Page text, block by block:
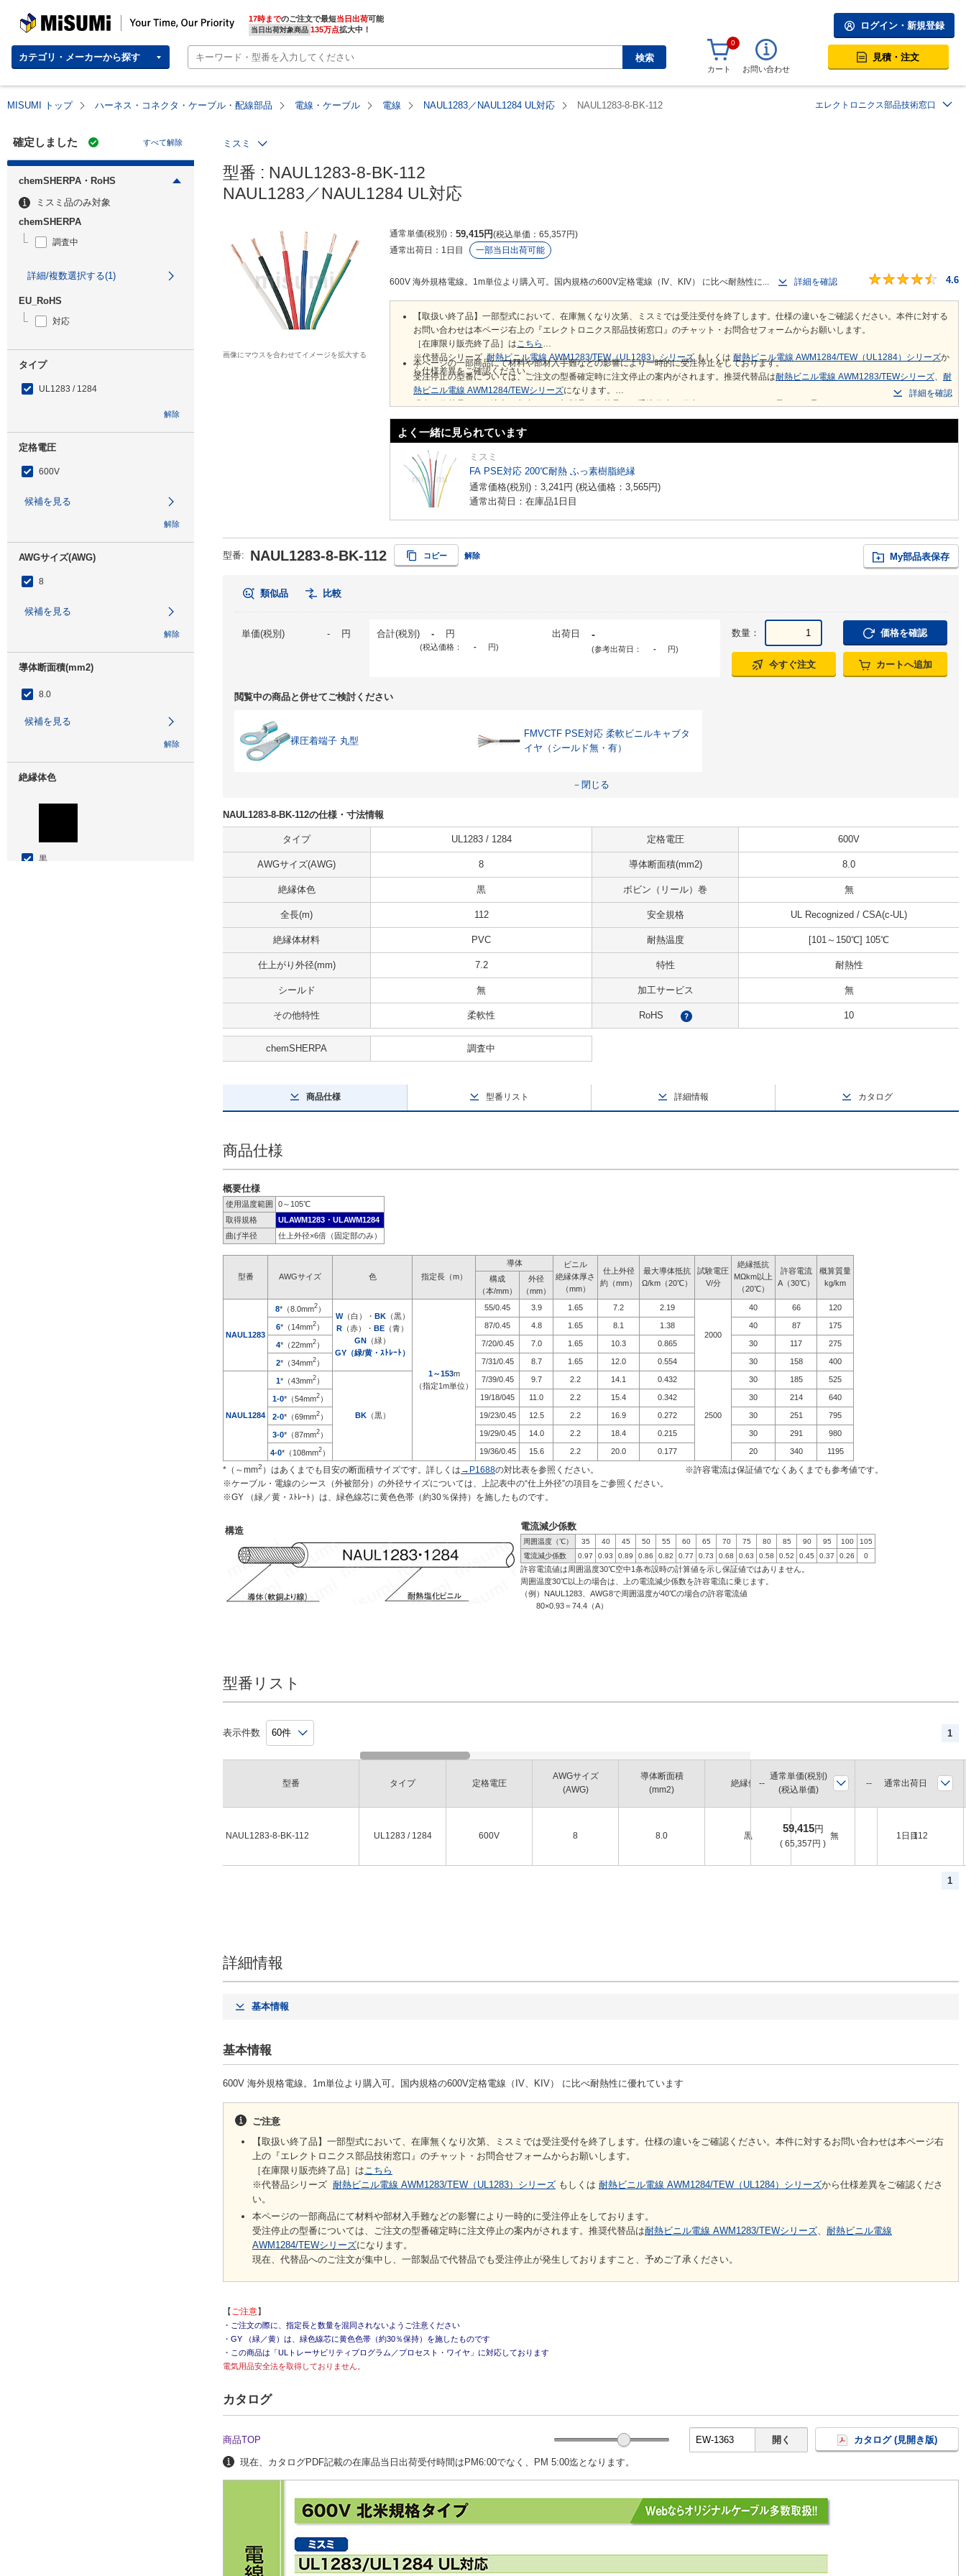
MISUMI | Your Time, Our Priority 17時までのご注文で最短当日出荷
当日出荷対象商品 135万点拡大中！
カテゴリ・メーカーから探す 検索
ログイン・新規登録
0
カート お問い合わせ
見積・注文
MISUMI トップ ハーネス・コネクタ・ケーブル・配線部品 電線・ケーブル 電線 NAUL1283／NAUL1284 UL対応 NAUL1283-8-BK-112 エレクトロニクス部品技術窓口
確定しました すべて解除
chemSHERPA・RoHS
ミスミ品のみ対象
chemSHERPA
調査中
詳細/複数選択する(1)
EU_RoHS
対応
タイプ
UL1283 / 1284
解除
定格電圧
600V
候補を見る
解除
AWGサイズ(AWG)
8
候補を見る
解除
導体断面積(mm2)
8.0
候補を見る
解除
絶縁体色
黒
ミスミ
型番 : NAUL1283-8-BK-112
NAUL1283／NAUL1284 UL対応
画像にマウスを合わせてイメージを拡大する
通常単価(税別) 59,415円 税込単価 65,357円
通常出荷日： 1日目 一部当日出荷可能
600V 海外規格電線。1m単位より購入可。国内規格の600V定格電線（IV、KIV） に比べ耐熱性に... 詳細を確認 4.6
【取扱い終了品】一部型式において、在庫無くなり次第、ミスミでは受注受付を終了します。仕様の違いをご確認ください。本件に対する
お問い合わせは本ページ右上の『エレクトロニクス部品技術窓口』のチャット・お問合せフォームからお願いします。
［在庫限り販売終了品］はこちら
※代替品シリーズ耐熱ビニル電線 AWM1283/TEW（UL1283）シリーズもしくは 耐熱ビニル電線 AWM1284/TEW（UL1284）シリーズか
ら仕様差異をご確認ください。
本ページの一部商品にて材料や部材入手難などの影響により一時的に受注停止をしております。
受注停止の型番については、ご注文の型番確定時に注文停止の案内がされます。推奨代替品は耐熱ビニル電線 AWM1283/TEWシリーズ、 耐
熱ビニル電線 AWM1284/TEWシリーズになります。
現在、代替品へのご注文が集中し、一部製品で代替品でも受注停止が発生しておりますこと、予めご了承ください。
詳細を確認
よく一緒に見られています
ミスミ
FA PSE対応 200℃耐熱 ふっ素樹脂絶縁
通常価格(税別)： 3,241円 (税込価格： 3,565円)
通常出荷日：在庫品1日目
型番: NAUL1283-8-BK-112 コピー 解除 My部品表保存
類似品 比較
単価(税別) - 円 合計(税別) - 円
(税込価格： - 円)
出荷日 -
(参考出荷日： - 円)
数量： 価格を確認
今すぐ注文 カートへ追加
閲覧中の商品と併せてご検討ください
裸圧着端子 丸型
FMVCTF PSE対応 柔軟ビニルキャブタ
イヤ（シールド無・有）
－閉じる
NAUL1283-8-BK-112の仕様・寸法情報
タイプ UL1283 / 1284 定格電圧 600V
AWGサイズ(AWG) 8 導体断面積(mm2) 8.0
絶縁体色 黒 ボビン（リール）巻 無
全長(m) 112 安全規格 UL Recognized / CSA(c-UL)
絶縁体材料 PVC 耐熱温度 [101～150℃] 105℃
仕上がり外径(mm) 7.2 特性 耐熱性
シールド 無 加工サービス 無
その他特性 柔軟性 RoHS ? 10
chemSHERPA 調査中
商品仕様 型番リスト 詳細情報 カタログ
商品仕様
概要仕様
使用温度範囲
0～105℃
取得規格
ULAWM1283・ULAWM1284
曲げ半径
仕上外径×6倍（固定部のみ）
型番 AWGサイズ 色 指定長（m）
導体
ビニル
絶縁体厚さ
（mm）
仕上外径
約（mm）
最大導体抵抗
Ω/km（20℃）
試験電圧
V/分
絶縁抵抗
MΩkm以上
（20℃）
許容電流
A（30℃）
概算質量
kg/km
構成
（本/mm）
外径
（mm）
NAUL1283
8*（8.0mm2）
W（白）・ BK（黒）
R （赤）・ BE （青）
GN （緑）
GY（緑/黄・ｽﾄﾚｰﾄ）
1～153m
（指定1m単位）
55/0.45 3.9 1.65 7.2 2.19
2000
40 66 120
6*（14mm2 ） 87/0.45 4.8 1.65 8.1 1.38 40 87 175
4*（22mm2 ） 7/20/0.45 7.0 1.65 10.3 0.865 30 117 275
2*（34mm2 ） 7/31/0.45 8.7 1.65 12.0 0.554 30 158 400
NAUL1284
1*（43mm2 ）
BK（黒）
7/39/0.45 9.7 2.2 14.1 0.432
2500
30 185 525
1-0*（54mm2 ） 19/18/045 11.0 2.2 15.4 0.342 30 214 640
2-0*（69mm2 ） 19/23/0.45 12.5 2.2 16.9 0.272 30 251 795
3-0*（87mm2 ） 19/29/0.45 14.0 2.2 18.4 0.215 30 291 980
4-0*（108mm2 ） 19/36/0.45 15.6 2.2 20.0 0.177 20 340 1195
*（～mm2 ）はあくまでも目安の断面積サイズです。詳しくは →P1688の対比表を参照ください。 ※許容電流は保証値でなくあくまでも参考値です。
※ケーブル・電線のシース（外被部分）の外径サイズについては、上記表中の“仕上外径”の項目をご参照ください。
※GY （緑／黄・ｽﾄﾚｰﾄ）は、緑色線芯に黄色色帯（約30％保持）を施したものです。
構造 電流減少係数
周囲温度（℃） 35 40 45 50 55 60 65 70 75 80 85 90 95 100
105
電流減少係数
0.97 0.93 0.89 0.86 0.82 0.77 0.73 0.68 0.63 0.58 0.52 0.45 0.37 0.26 0
許容電流値は周囲温度30℃空中1条布設時の計算値を示し保証値ではありません。
周囲温度30℃以上の場合は、上の電流減少係数を許容電流に乗じます。
（例）NAUL1283、AWG8で周囲温度が40℃の場合の許容電流値
80×0.93＝74.4（A）
型番リスト
表示件数 1
型番
NAUL1283-8-BK-112
タイプ 定格電圧
AWGサイズ
(AWG)
導体断面積
(mm2)
絶縁体色
ボビン（リール）
巻
(m)
UL1283 / 1284 600V 8 8.0 黒 無 112
通常単価(税別)
(税込単価)
通常出荷日
59,415円
( 65,357 円 )
1日目
1
詳細情報
基本情報
基本情報
600V 海外規格電線。1m単位より購入可。国内規格の600V定格電線（IV、KIV） に比べ耐熱性に優れています
ご注意
【取扱い終了品】一部型式において、在庫無くなり次第、ミスミでは受注受付を終了します。仕様の違いをご確認ください。本件に対するお問い合わせは本ページ右
上の『エレクトロニクス部品技術窓口』のチャット・お問合せフォームからお願いします。
［在庫限り販売終了品］はこちら
※代替品シリーズ 耐熱ビニル電線 AWM1283/TEW（UL1283）シリーズ もしくは 耐熱ビニル電線 AWM1284/TEW（UL1284）シリーズから仕様差異をご確認くださ
い。
本ページの一部商品にて材料や部材入手難などの影響により一時的に受注停止をしております。
受注停止の型番については、ご注文の型番確定時に注文停止の案内がされます。推奨代替品は耐熱ビニル電線 AWM1283/TEWシリーズ、 耐熱ビニル電線
AWM1284/TEWシリーズになります。
現在、代替品へのご注文が集中し、一部製品で代替品でも受注停止が発生しておりますこと、予めご了承ください。
【 ご注意】
・ご注文の際に、指定長と数量を混同されないようご注意ください
・GY （緑／黄）は、緑色線芯に黄色色帯（約30％保持）を施したものです
・この商品は「ULトレーサビリティプログラム／プロセスト・ワイヤ」に対応しております
電気用品安全法を取得しておりません。
カタログ
商品TOP 開く カタログ (見開き版)
現在、カタログPDF記載の在庫品当日出荷受付時間はPM6:00でなく、PM 5:00迄となります。